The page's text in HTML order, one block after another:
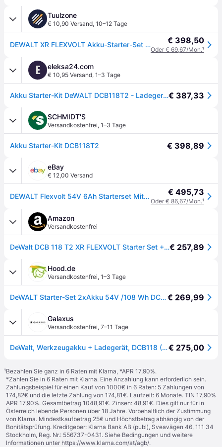
Tuulzone
€ 10,90 Versand, 10–12 Tage
DEWALT XR FLEXVOLT Akku-Starter-Set 54V / 108Wh + 2 Akku + 1 Doppelladegerät DCB118-QW - DCB118T2-QW € 398,50
Oder € 69,67/Mon.¹
E eleksa24.com
€ 10,95 Versand, 1–3 Tage
Akku Starter-Kit DeWALT DCB118T2 - Ladegerät mit 2 Akkus€ 387,33
SCHMIDT'S
Versandkostenfrei, 1–3 Tage
Akku Starter-Kit DCB118T2 € 398,89
eBay
€ 12,00 Versand
DEWALT Flexvolt 54V 6Ah Starterset Mit Ladegerät Schnell DCB118T2-QW € 495,73
Oder € 86,67/Mon.¹
Amazon
Versandkostenfrei
DeWalt DCB 118 T2 XR FLEXVOLT Starter Set + 2X Akku 6,0 Ah€ 257,89
Hood.de
Versandkostenfrei, 1–3 Tage
DeWALT Starter-Set 2xAkku 54V /108 Wh DCB118T2-QW€ 269,99
Galaxus
Versandkostenfrei, 7–11 Tage
DeWalt, Werkzeugakku + Ladegerät, DCB118 (54V)€ 275,00
¹Bezahlen Sie ganz in 6 Raten mit Klarna, *APR 17,90%.
*Zahlen Sie in 6 Raten mit Klarna. Eine Anzahlung kann erforderlich sein.
Zahlungsbeispiel für einen Kauf von 1000€ in 6 Raten: 5 Zahlungen von
174,82€ und die letzte Zahlung von 174,81€. Laufzeit: 6 Monate. TIN 17,90%
APR 17,90%. Gesamtbetrag 1048,91€. Zinsen: 48,91€. Dies gilt nur für in
Österreich lebende Personen über 18 Jahre. Vorbehaltlich der Zustimmung
von Klarna. Mindestkaufbetrag 25€ und Höchstbetrag abhängig von der
Bonitätsprüfung. Kreditgeber: Klarna Bank AB (publ), Sveavägen 46, 111 34
Stockholm, Reg. Nr.: 556737-0431. Siehe Bedingungen und weitere
Informationen unter https://www.klarna.com/at/agb/.